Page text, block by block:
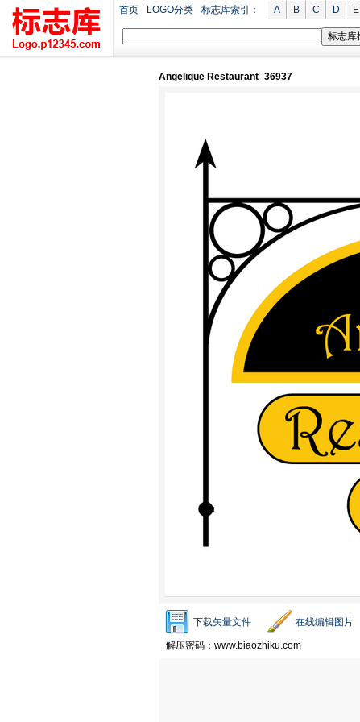
首页 LOGO分类 标志库索引： A B C D E
Angelique Restaurant_36937
下载矢量文件 在线编辑图片
解压密码：www.biaozhiku.com